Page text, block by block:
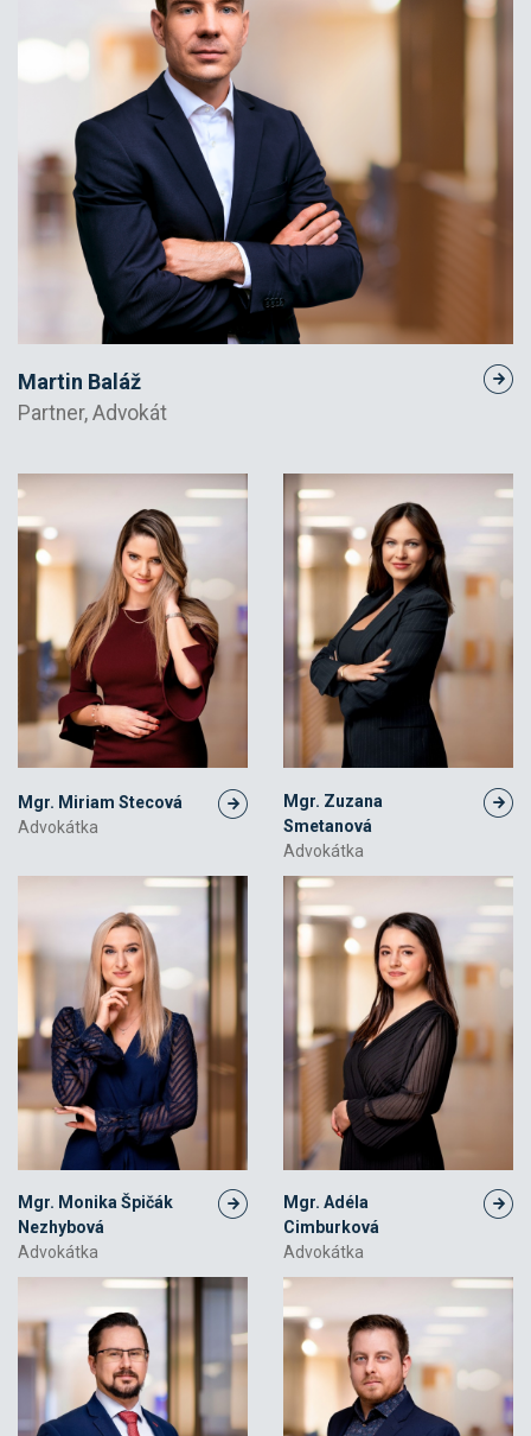
Martin Baláž
Partner, Advokát
Mgr. Miriam Stecová
Advokátka
Mgr. Zuzana
Smetanová
Advokátka
Mgr. Monika Špičák
Nezhybová
Advokátka
Mgr. Adéla
Cimburková
Advokátka